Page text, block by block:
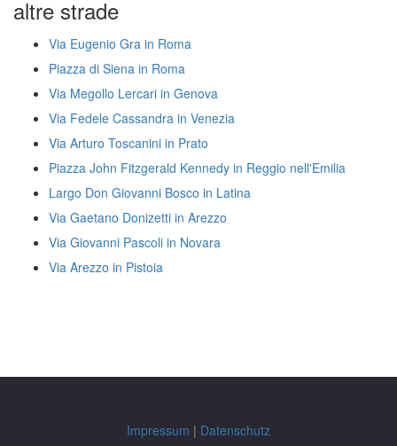
altre strade
Via Eugenio Gra in Roma
Piazza di Siena in Roma
Via Megollo Lercari in Genova
Via Fedele Cassandra in Venezia
Via Arturo Toscanini in Prato
Piazza John Fitzgerald Kennedy in Reggio nell'Emilia
Largo Don Giovanni Bosco in Latina
Via Gaetano Donizetti in Arezzo
Via Giovanni Pascoli in Novara
Via Arezzo in Pistoia
Impressum | Datenschutz